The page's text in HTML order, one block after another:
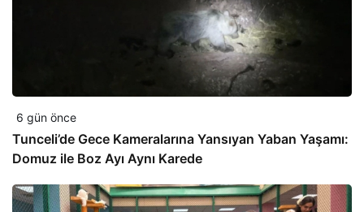
6 gün önce
Tunceli’de Gece Kameralarına Yansıyan Yaban Yaşamı:
Domuz ile Boz Ayı Aynı Karede